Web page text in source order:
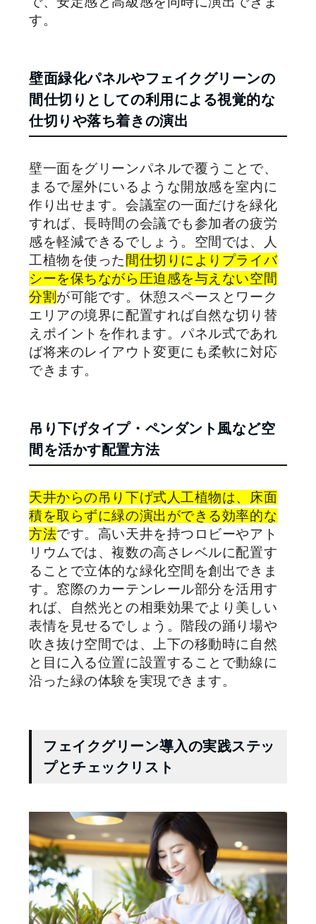
す。
壁面緑化パネルやフェイクグリーンの
間仕切りとしての利用による視覚的な
仕切りや落ち着きの演出
壁一面をグリーンパネルで覆うことで、
まるで屋外にいるような開放感を室内に
作り出せます。会議室の一面だけを緑化
すれば、長時間の会議でも参加者の疲労
感を軽減できるでしょう。空間では、人
工植物を使った 間仕切りによりプライバ
シーを保ちながら圧迫感を与えない空間
分割 が可能です。休憩スペースとワーク
エリアの境界に配置すれば自然な切り替
えポイントを作れます。パネル式であれ
ば将来のレイアウト変更にも柔軟に対応
できます。
吊り下げタイプ・ペンダント風など空
間を活かす配置方法
天井からの吊り下げ式人工植物は、床面
積を取らずに緑の演出ができる効率的な
方法です。高い天井を持つロビーやアト
リウムでは、複数の高さレベルに配置す
ることで立体的な緑化空間を創出できま
す。窓際のカーテンレール部分を活用す
れば、自然光との相乗効果でより美しい
表情を見せるでしょう。階段の踊り場や
吹き抜け空間では、上下の移動時に自然
と目に入る位置に設置することで動線に
沿った緑の体験を実現できます。
フェイクグリーン導入の実践ステッ
プとチェックリスト